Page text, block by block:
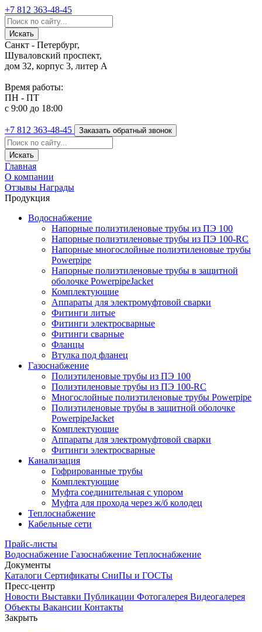
+7 812 363-48-45
Санкт - Петербург,
Шуваловский проспект,
дом 32, корпус 3, литер А
Время работы:
ПН - ПТ
с 9:00 до 18:00
+7 812 363-48-45 Заказать обратный звонок
Главная
О компании
Отзывы Награды
Продукция
Водоснабжение
Напорные полиэтиленовые трубы из ПЭ 100
Напорные полиэтиленовые трубы из ПЭ 100-RC
Напорные многослойные полиэтиленовые трубы
Powerpipe
Напорные полиэтиленовые трубы в защитной
оболочке PowerpipeJacket
Комплектующие
Аппараты для электромуфтовой сварки
Фитинги литые
Фитинги электросварные
Фитинги сварные
Фланцы
Втулка под фланец
Газоснабжение
Полиэтиленовые трубы из ПЭ 100
Полиэтиленовые трубы из ПЭ 100-RC
Многослойные полиэтиленовые трубы Powerpipe
Полиэтиленовые трубы в защитной оболочке
PowerpipeJacket
Комплектующие
Аппараты для электромуфтовой сварки
Фитинги электросварные
Канализация
Гофрированные трубы
Комплектующие
Муфта соединительная с упором
Муфта для прохода через ж/б колодец
Теплоснабжение
Кабельные сети
Прайс-листы
Водоснабжение Газоснабжение Теплоснабжение
Документы
Каталоги Сертификаты СниПы и ГОСТы
Пресс-центр
Новости Выставки Публикации Фотогалерея Видеогалерея
Объекты Вакансии Контакты
Закрыть